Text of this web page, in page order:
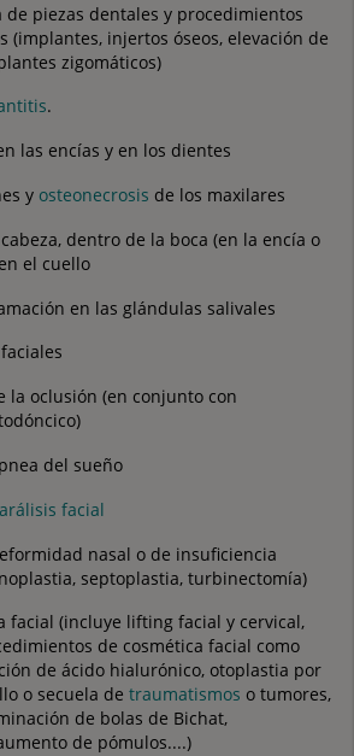
de piezas dentales y procedimientos
(implantes, injertos óseos, elevación de
zigomáticos)
.
las encías y en los dientes
y osteonecrosis de los maxilares
dentro de la boca (en la encía o
el cuello
en las glándulas salivales
faciales
la oclusión (en conjunto con
del sueño
facial
nasal o de insuficiencia
septoplastia, turbinectomía)
facial (incluye lifting facial y cervical,
de cosmética facial como
de ácido hialurónico, otoplastia por
o secuela de traumatismos o tumores,
de bolas de Bichat,
de pómulos....)